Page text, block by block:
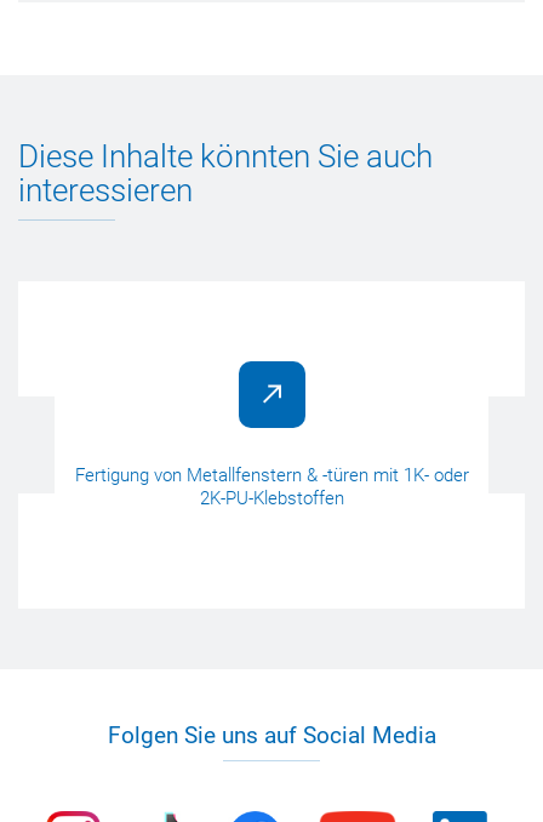
Diese Inhalte könnten Sie auch
interessieren
Fertigung von Metallfenstern & -türen mit 1K- oder
2K-PU-Klebstoffen
Folgen Sie uns auf Social Media